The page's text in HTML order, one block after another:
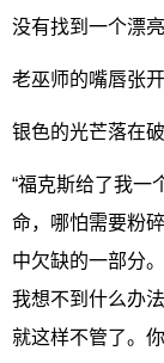
没有找到一个漂
老巫师的嘴唇张
银色的光芒落在
“福克斯给了我一
命，哪怕需要粉
中欠缺的一部分
我想不到什么办
就这样不管了。